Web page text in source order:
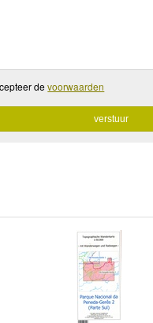
devoorwaarden